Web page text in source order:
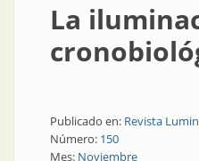
La
Publicado en: Revista
Número: 150
Mes: Noviembre